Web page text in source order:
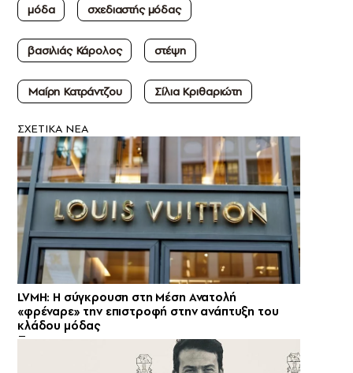
μόδα
σχεδιαστής μόδας
βασιλιάς Κάρολος στέψη
Μαίρη Κατράντζου Σίλια Κριθαριώτη
ΣXETIKA NEA
LVMH: Η σύγκρουση στη Μέση Ανατολή
«φρέναρε» την επιστροφή στην ανάπτυξη του
κλάδου μόδας